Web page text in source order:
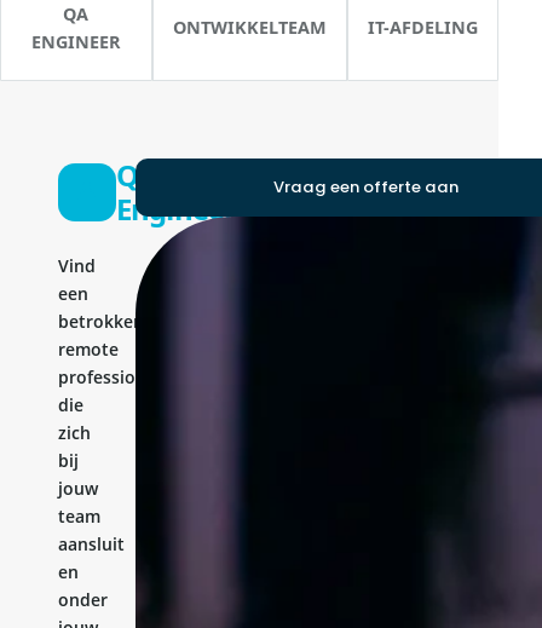
QA
ENGINEER
ONTWIKKELTEAM IT-AFDELING
QA
Engineer
Vind
een
betrokken
remote
professional
die
zich
bij
jouw
team
aansluit
en
onder
Vraag een offerte aan